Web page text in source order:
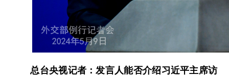
总台央视记者：发言人能否介绍习近平主席访